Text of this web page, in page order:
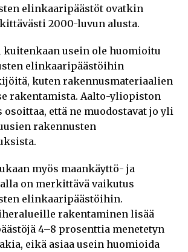
elinkaaripäästöt ovatkin
2000-luvun alusta.
kuitenkaan usein ole huomioitu
elinkaaripäästöihin
kuten rakennusmateriaalien
rakentamista. Aalto-yliopiston
että ne muodostavat jo yli
rakennusten
myös maankäyttö- ja
on merkittävä vaikutus
elinkaaripäästöihin.
rakentaminen lisää
4–8 prosenttia menetetyn
eikä asiaa usein huomioida